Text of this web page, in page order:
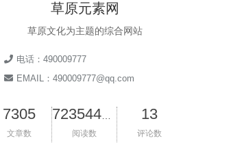
草原元素网
草原文化为主题的综合网站
电话：490009777
EMAIL：490009777@qq.com
7305
文章数 阅读数
13
评论数